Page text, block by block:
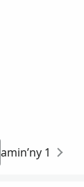
amin’ny 1